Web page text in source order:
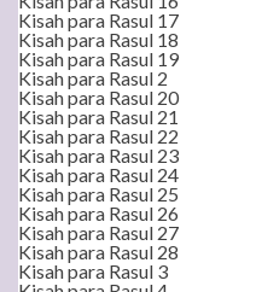
Kisah para Rasul 17
Kisah para Rasul 18
Kisah para Rasul 19
Kisah para Rasul 2
Kisah para Rasul 20
Kisah para Rasul 21
Kisah para Rasul 22
Kisah para Rasul 23
Kisah para Rasul 24
Kisah para Rasul 25
Kisah para Rasul 26
Kisah para Rasul 27
Kisah para Rasul 28
Kisah para Rasul 3